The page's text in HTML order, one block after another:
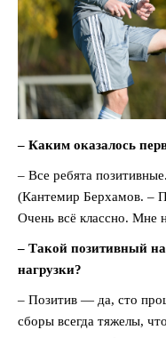
– Каким оказалось
– Все ребята
(Кантемир Берхамов. –
Очень всё классно. Мне
– Такой позитивный
нагрузки?
– Позитив — да, сто
сборы всегда тяжелы,